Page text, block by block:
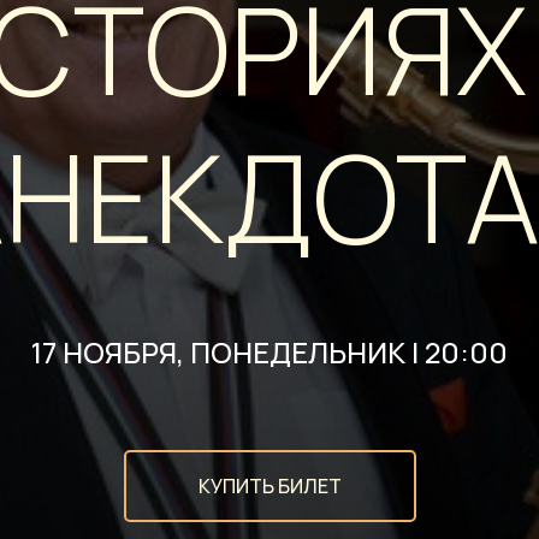
17 НОЯБРЯ, ПОНЕДЕЛЬНИК | 20:00
КУПИТЬ БИЛЕТ